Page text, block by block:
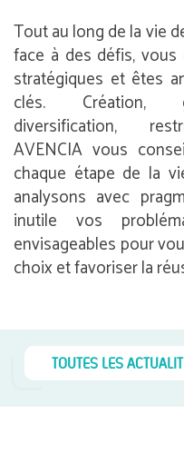
Tout au long de la vie
face à des défis,
stratégiques et êtes
clés. Création,
diversification,
AVENCIA vous
chaque étape de la
analysons avec
inutile vos
envisageables pour
choix et favoriser la
TOUTES LES